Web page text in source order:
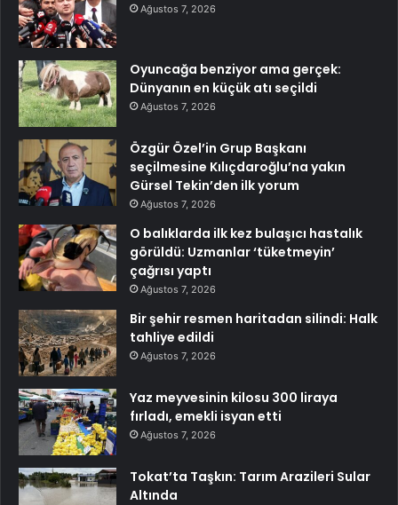
Ağustos 7, 2026
Oyuncağa benziyor ama gerçek:
Dünyanın en küçük atı seçildi
Ağustos 7, 2026
Özgür Özel’in Grup Başkanı
seçilmesine Kılıçdaroğlu’na yakın
Gürsel Tekin’den ilk yorum
Ağustos 7, 2026
O balıklarda ilk kez bulaşıcı hastalık
görüldü: Uzmanlar ‘tüketmeyin’
çağrısı yaptı
Ağustos 7, 2026
Bir şehir resmen haritadan silindi: Halk
tahliye edildi
Ağustos 7, 2026
Yaz meyvesinin kilosu 300 liraya
fırladı, emekli isyan etti
Ağustos 7, 2026
Tokat’ta Taşkın: Tarım Arazileri Sular
Altında